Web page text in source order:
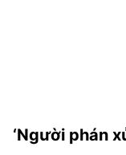
‘Người phán